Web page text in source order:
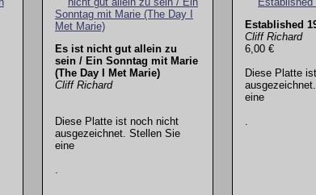
Es ist nicht gut allein zu
sein / Ein Sonntag mit Marie
(The Day I Met Marie)
Cliff Richard
Diese Platte ist noch nicht
ausgezeichnet. Stellen Sie
eine
Established
Cliff Richard
6,00 €
Diese Platte
eine